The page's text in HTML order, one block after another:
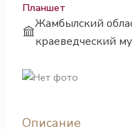
Планшет
Жамбылский
краеведческий
Описание